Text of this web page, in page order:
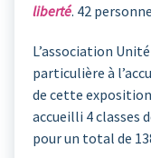
liberté. 42
L’association
particulière à
de cette
accueilli 4 classes
pour un total de